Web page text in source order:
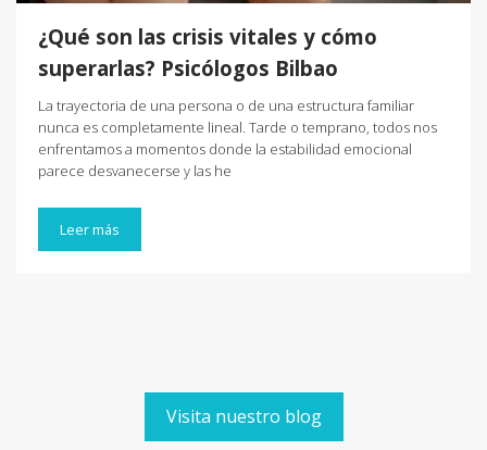
¿Qué son las crisis vitales y cómo
superarlas? Psicólogos Bilbao
La trayectoria de una persona o de una estructura familiar
nunca es completamente lineal. Tarde o temprano, todos nos
enfrentamos a momentos donde la estabilidad emocional
parece desvanecerse y las he
Leer más
Visita nuestro blog